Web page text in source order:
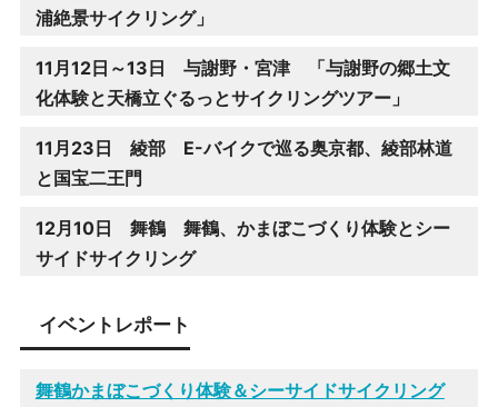
浦絶景サイクリング」
11月12日～13日 与謝野・宮津 「与謝野の郷土文
化体験と天橋立ぐるっとサイクリングツアー」
11月23日 綾部 E-バイクで巡る奥京都、綾部林道
と国宝二王門
12月10日 舞鶴 舞鶴、かまぼこづくり体験とシー
サイドサイクリング
イベントレポート
舞鶴かまぼこづくり体験＆シーサイドサイクリング